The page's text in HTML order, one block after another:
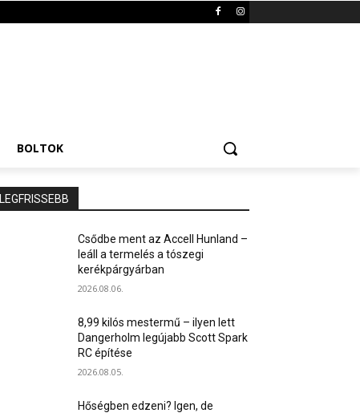
BOLTOK
LEGFRISSEBB
Csődbe ment az Accell Hunland –
leáll a termelés a tószegi
kerékpárgyárban
2026.08.06.
8,99 kilós mestermű – ilyen lett
Dangerholm legújabb Scott Spark
RC építése
2026.08.05.
Hőségben edzeni? Igen, de